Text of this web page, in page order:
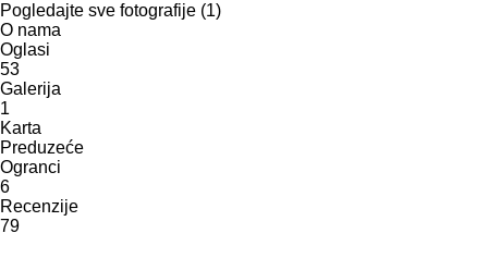
Pogledajte sve fotografije (1)
O nama
Oglasi
53
Galerija
1
Karta
Preduzeće
Ogranci
6
Recenzije
79